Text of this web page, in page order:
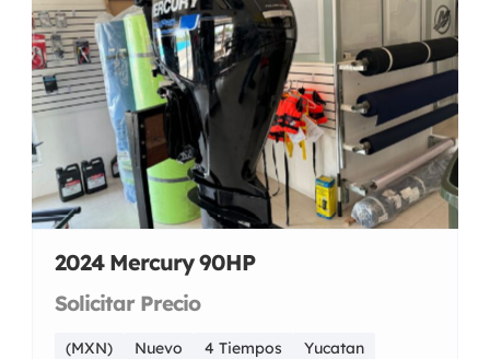
2024 Mercury 90HP
Solicitar Precio
(MXN) Nuevo 4 Tiempos Yucatan